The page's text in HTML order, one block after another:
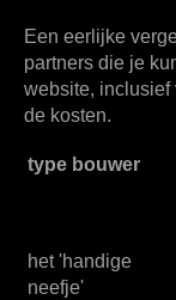
Een eerlijke
partners die je
website, inclusief
de kosten.
type bouwer
het 'handige
neefje'